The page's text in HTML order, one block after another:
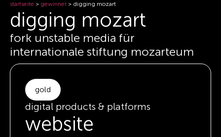
startseite > gewinner> digging mozart
digging mozart
fork unstable media für
internationale stiftung mozarteum
gold
digital products & platforms
website